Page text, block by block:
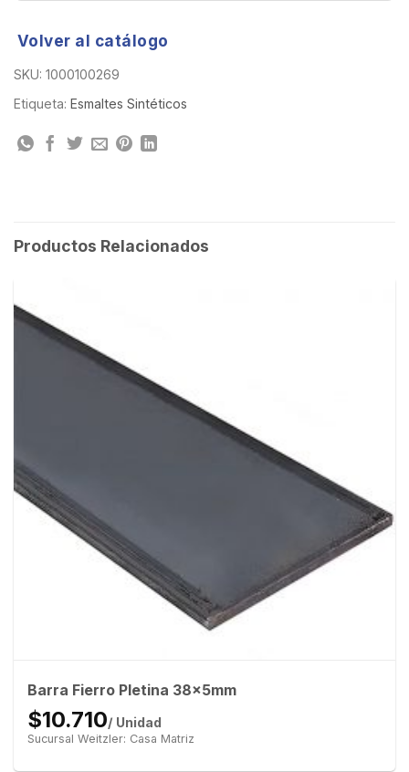
Volver al catálogo
SKU: 1000100269
Etiqueta: Esmaltes Sintéticos
Productos Relacionados
Barra Fierro Pletina 38x5mm
$10.710/ Unidad
Sucursal Weitzler: Casa Matriz